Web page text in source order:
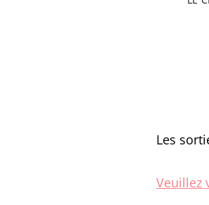
Les
Veuillez